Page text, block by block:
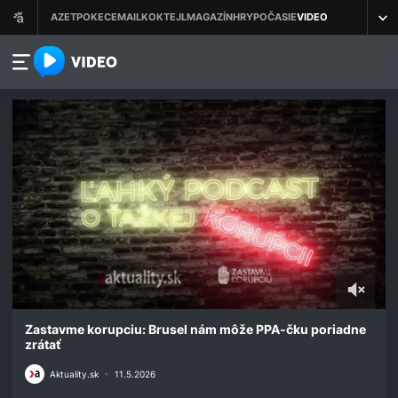
azet.video.sk
seconds
minutes,
Zastavme korupciu: Brusel nám môže PPA-čku poriadne
zrátať
Aktuality.sk • 11.5.2026